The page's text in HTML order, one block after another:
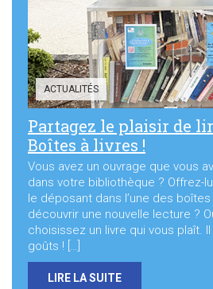
ACTUALITÉS
Partagez le plaisir de
Boîtes à livres !
Vous avez un ouvrage que vous
dans votre bibliothèque ? Offrez-
le déposant dans l’une des
découvrir une nouvelle lecture ?
choisissez un livre qui vous plaît.
goûts ! […]
LIRE LA SUITE